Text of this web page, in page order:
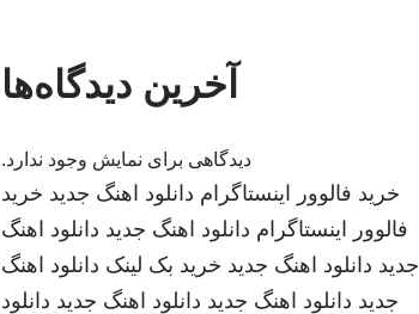
آخرین دیدگاه‌ها
دیدگاهی برای نمایش وجود ندارد.
خرید فالوور اینستاگرام دانلود اهنگ جدید خرید
فالوور اینستاگرام دانلود اهنگ جدید دانلود اهنگ
جدید دانلود اهنگ جدید خرید بک لینک دانلود اهنگ
جدید دانلود اهنگ جدید دانلود اهنگ جدید دانلود